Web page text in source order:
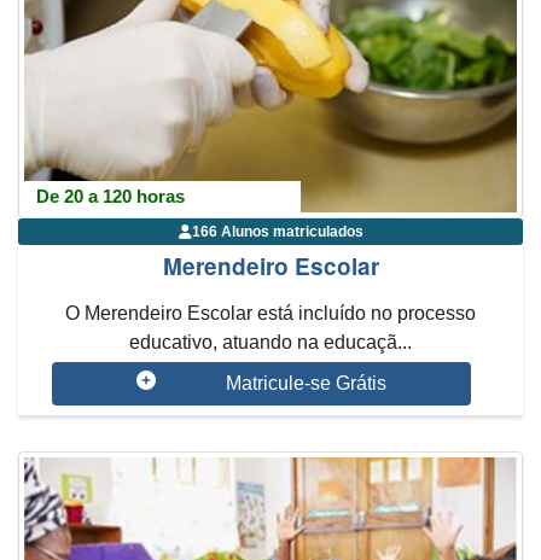
De 20 a 120 horas
166 Alunos matriculados
Merendeiro Escolar
O Merendeiro Escolar está incluído no processo
educativo, atuando na educaçã...
Matricule-se Grátis